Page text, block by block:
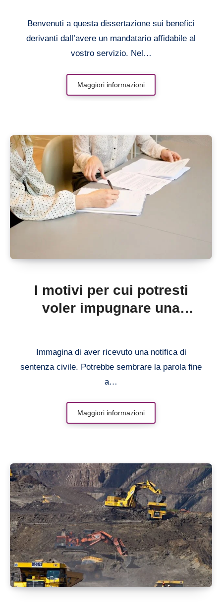
Benvenuti a questa dissertazione sui benefici
derivanti dall’avere un mandatario affidabile al
vostro servizio. Nel…
Maggiori informazioni
I motivi per cui potresti
voler impugnare una
Immagina di aver ricevuto una notifica di
sentenza civile. Potrebbe sembrare la parola fine
a…
Maggiori informazioni